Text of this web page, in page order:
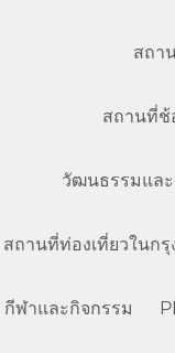
สถา
สถานที่ช้
วัฒนธรรมและ
สถานที่ท่องเที่ยวในก
กีฬาและกิจกรรม